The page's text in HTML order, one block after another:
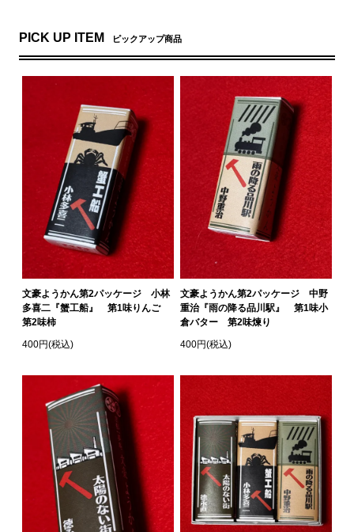
PICK UP ITEM ピックアップ商品
文豪ようかん第2パッケージ 小林
多喜二『蟹工船』 第1味りんご
第2味柿
400円(税込)
文豪ようかん第2パッケージ 中野
重治『雨の降る品川駅』 第1味小
倉バター 第2味煉り
400円(税込)